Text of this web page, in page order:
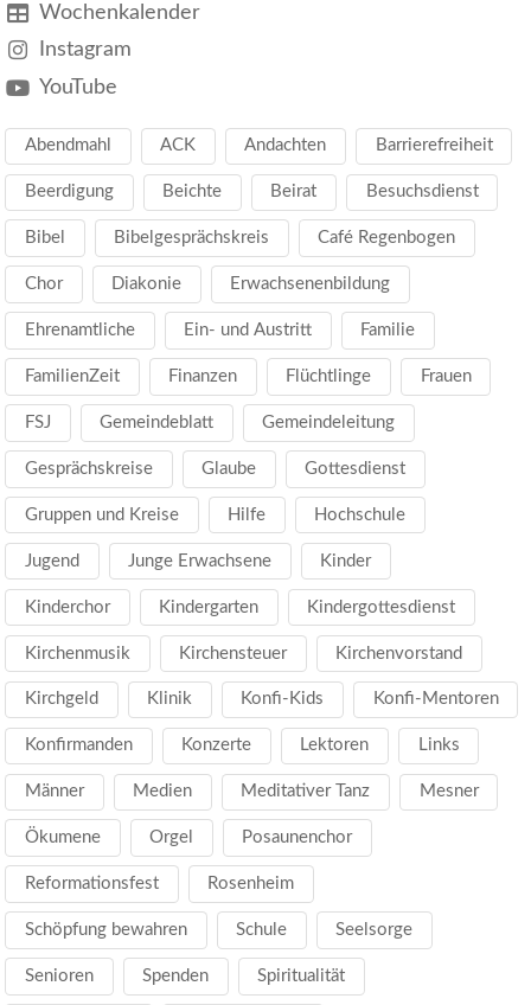
Wochenkalender
Instagram
YouTube
Abendmahl ACK Andachten Barrierefreiheit
Beerdigung Beichte Beirat Besuchsdienst
Bibel Bibelgesprächskreis Café Regenbogen
Chor Diakonie Erwachsenenbildung
Ehrenamtliche Ein- und Austritt Familie
FamilienZeit Finanzen Flüchtlinge Frauen
FSJ Gemeindeblatt Gemeindeleitung
Gesprächskreise Glaube Gottesdienst
Gruppen und Kreise Hilfe Hochschule
Jugend Junge Erwachsene Kinder
Kinderchor Kindergarten Kindergottesdienst
Kirchenmusik Kirchensteuer Kirchenvorstand
Kirchgeld Klinik Konfi-Kids Konfi-Mentoren
Konfirmanden Konzerte Lektoren Links
Männer Medien Meditativer Tanz Mesner
Ökumene Orgel Posaunenchor
Reformationsfest Rosenheim
Schöpfung bewahren Schule Seelsorge
Senioren Spenden Spiritualität